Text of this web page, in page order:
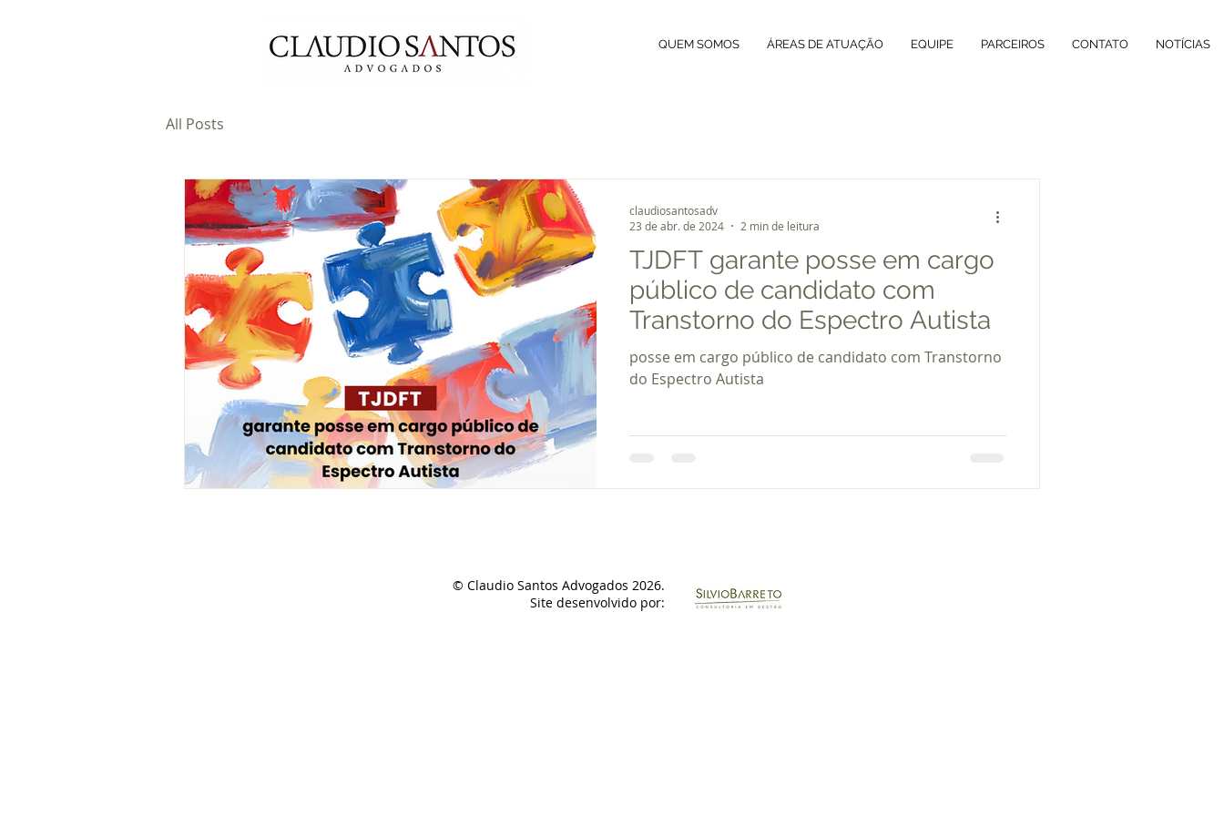
QUEM SOMOS ÁREAS DE ATUAÇÃO EQUIPE PARCEIROS CONTATO NOTÍCIAS
All Posts
TJDFT garante posse em cargo
público de candidato com
Transtorno do Espectro Autista
posse em cargo público de candidato com Transtorno
do Espectro Autista
claudiosantosadv
23 de abr. de 2024
2 min de leitura
© Claudio Santos Advogados 2026.
Site desenvolvido por: